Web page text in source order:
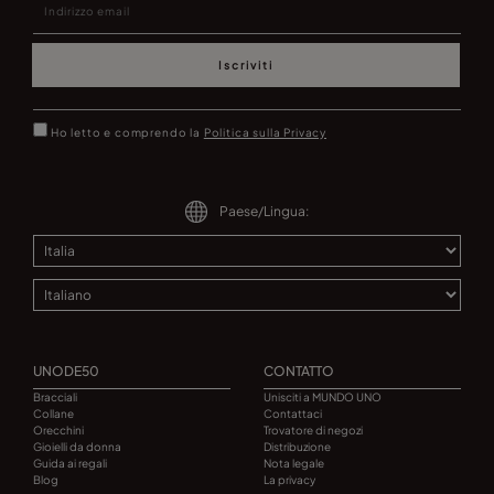
Iscriviti
Ho letto e comprendo la Politica sulla Privacy
Paese/Lingua:
UNODE50
Bracciali
Collane
Orecchini
Gioielli da donna
Guida ai regali
Blog
CONTATTO
Unisciti a MUNDO UNO
Contattaci
Trovatore di negozi
Distribuzione
Nota legale
La privacy